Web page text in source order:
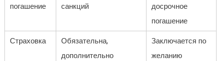
погашение
санкций
досрочное
погашение
Страховка
Обязательна,
дополнительно
Заключается по
желанию